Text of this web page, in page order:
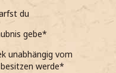
du
gebe*
unabhängig vom
werde*